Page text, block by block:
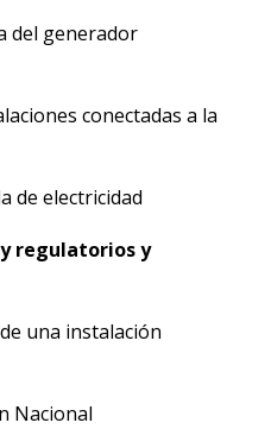
del generador
conectadas a la
de electricidad
regulatorios y
una instalación
Nacional